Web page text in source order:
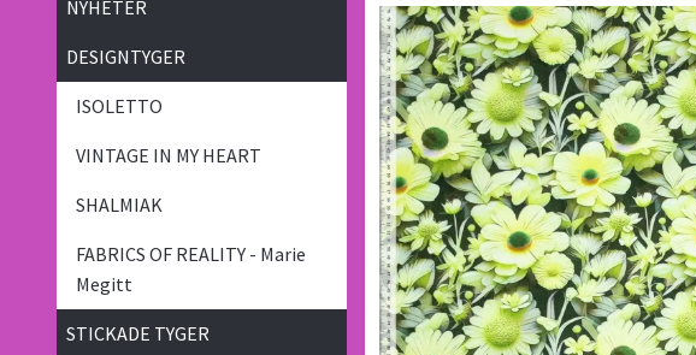
NYHETER
DESIGNTYGER
ISOLETTO
VINTAGE IN MY HEART
SHALMIAK
FABRICS OF REALITY - Marie
Megitt
STICKADE TYGER